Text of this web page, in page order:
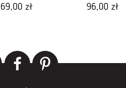
69,00 zł 96,00 zł